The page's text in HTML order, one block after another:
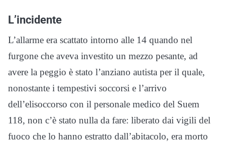
L’incidente
L’allarme era scattato intorno alle 14 quando nel
furgone che aveva investito un mezzo pesante, ad
avere la peggio è stato l’anziano autista per il quale,
nonostante i tempestivi soccorsi e l’arrivo
dell’elisoccorso con il personale medico del Suem
118, non c’è stato nulla da fare: liberato dai vigili del
fuoco che lo hanno estratto dall’abitacolo, era morto